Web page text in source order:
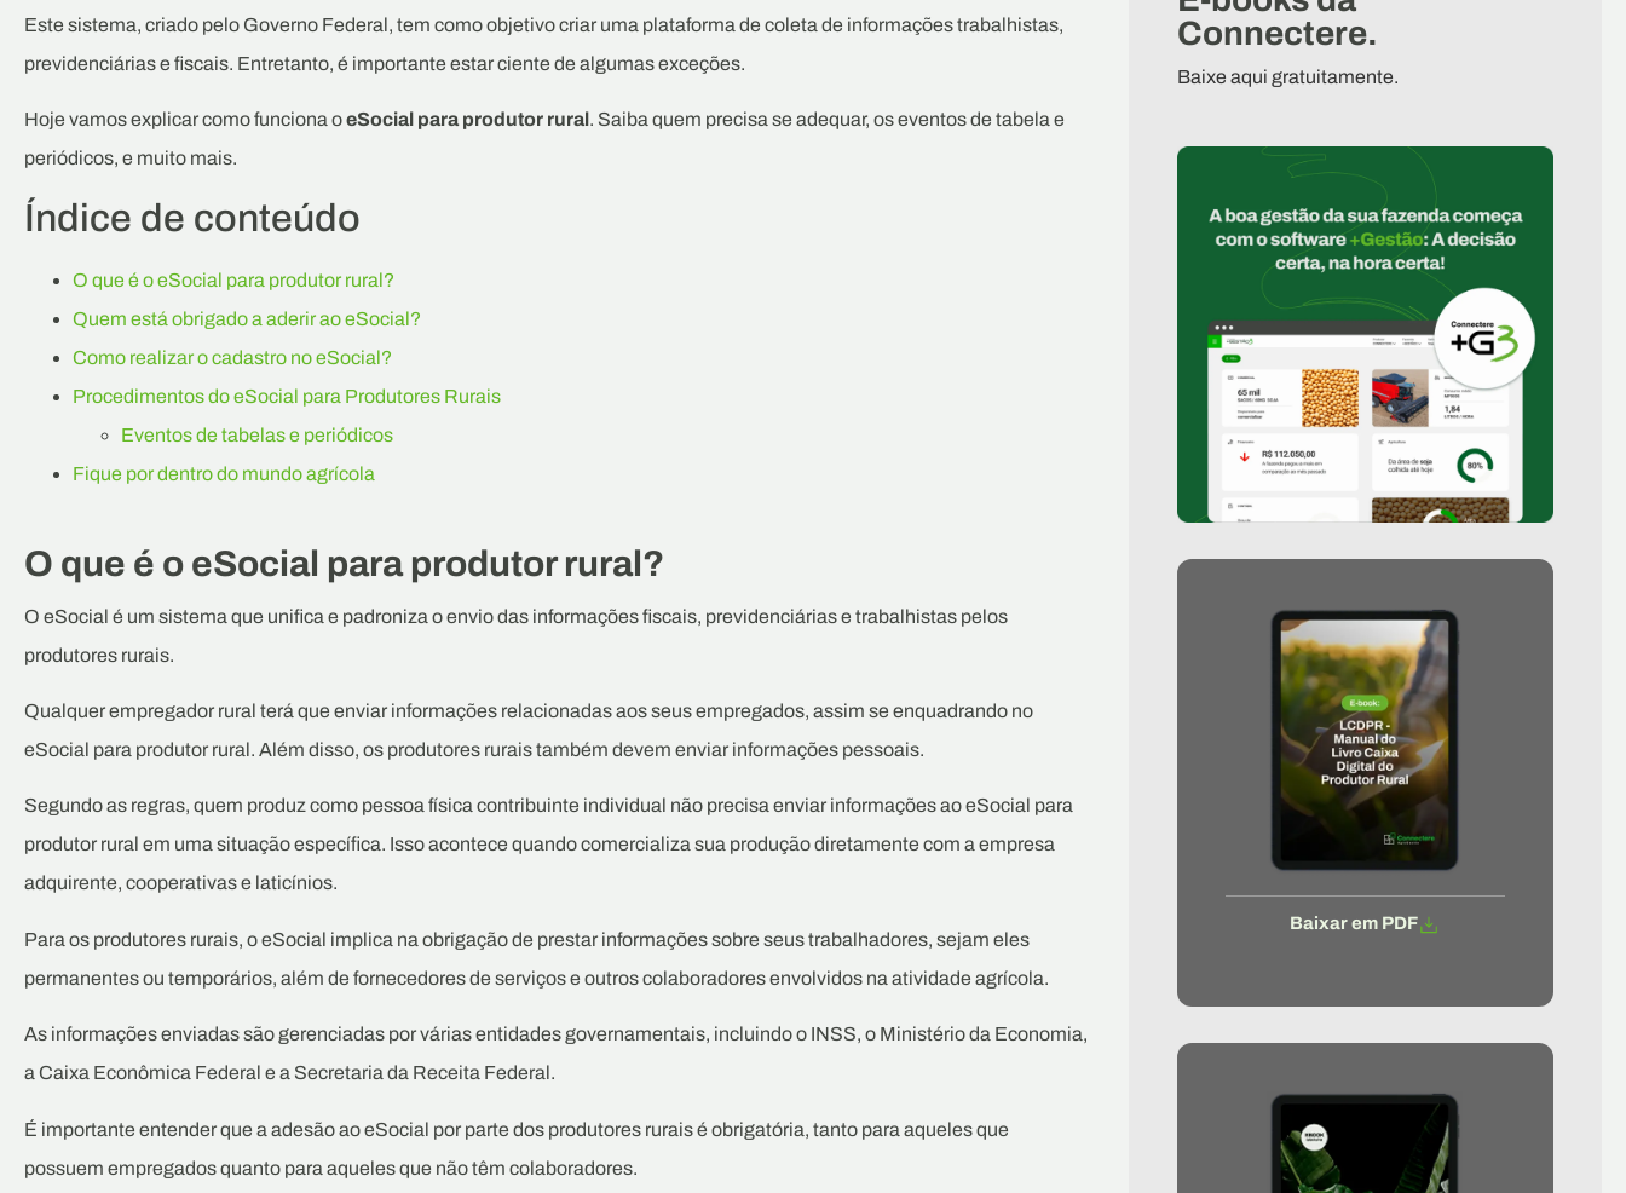
Este sistema, criado pelo Governo Federal, tem como objetivo criar uma plataforma de coleta de informações trabalhistas,
previdenciárias e fiscais. Entretanto, é importante estar ciente de algumas exceções.
Hoje vamos explicar como funciona oeSocial para produtor rural. Saiba quem precisa se adequar, os eventos de tabela e
periódicos, e muito mais.
Índice de conteúdo
O que é o eSocial para produtor rural?
Quem está obrigado a aderir ao eSocial?
Como realizar o cadastro no eSocial?
Procedimentos do eSocial para Produtores Rurais
Eventos de tabelas e periódicos
Fique por dentro do mundo agrícola
O que é o eSocial para produtor rural?
O eSocial é um sistema que unifica e padroniza o envio das informações fiscais, previdenciárias e trabalhistas pelos
produtores rurais.
Qualquer empregador rural terá que enviar informações relacionadas aos seus empregados, assim se enquadrando no
eSocial para produtor rural. Além disso, os produtores rurais também devem enviar informações pessoais.
Segundo as regras, quem produz como pessoa física contribuinte individual não precisa enviar informações ao eSocial para
produtor rural em uma situação específica. Isso acontece quando comercializa sua produção diretamente com a empresa
adquirente, cooperativas e laticínios.
Para os produtores rurais, o eSocial implica na obrigação de prestar informações sobre seus trabalhadores, sejam eles
permanentes ou temporários, além de fornecedores de serviços e outros colaboradores envolvidos na atividade agrícola.
As informações enviadas são gerenciadas por várias entidades governamentais, incluindo o INSS, o Ministério da Economia,
a Caixa Econômica Federal e a Secretaria da Receita Federal.
É importante entender que a adesão ao eSocial por parte dos produtores rurais é obrigatória, tanto para aqueles que
possuem empregados quanto para aqueles que não têm colaboradores.
Connectere.
Baixe aqui gratuitamente.
Baixar em PDF